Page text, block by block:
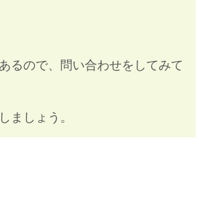
るので、問い合わせをしてみて
ましょう。